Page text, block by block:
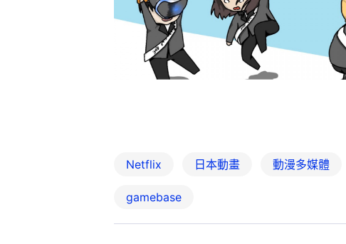
Netflix 日本動畫 動漫多媒體
gamebase